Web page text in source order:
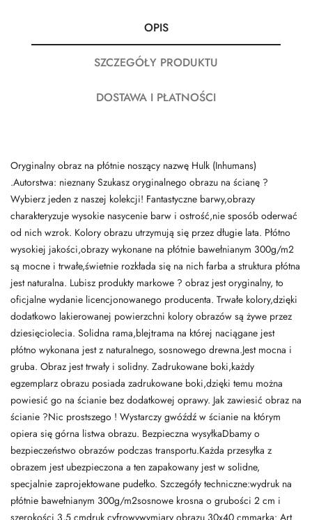
OPIS
SZCZEGÓŁY PRODUKTU
DOSTAWA I PŁATNOŚCI
Oryginalny obraz na płótnie noszący nazwę Hulk (Inhumans)
.Autorstwa: nieznany Szukasz oryginalnego obrazu na ścianę ?
Wybierz jeden z naszej kolekcji! Fantastyczne barwy,obrazy
charakteryzuje wysokie nasycenie barw i ostrość,nie sposób oderwać
od nich wzrok. Kolory obrazu utrzymują się przez długie lata. Płótno
wysokiej jakości,obrazy wykonane na płótnie bawełnianym 300g/m2
są mocne i trwałe,świetnie rozkłada się na nich farba a struktura płótna
jest naturalna. Lubisz produkty markowe ? obraz jest oryginalny, to
oficjalne wydanie licencjonowanego producenta. Trwałe kolory,dzięki
dodatkowo lakierowanej powierzchni kolory obrazów są żywe przez
dziesięciolecia. Solidna rama,blejtrama na której naciągane jest
płótno wykonana jest z naturalnego, sosnowego drewna.Jest mocna i
gruba. Obraz jest trwały i solidny. Zadrukowane boki,każdy
egzemplarz obrazu posiada zadrukowane boki,dzięki temu można
powiesić go na ścianie bez dodatkowej oprawy. Jak zawiesić obraz na
ścianie ?Nic prostszego ! Wystarczy gwóźdź w ścianie na którym
opiera się górna listwa obrazu. Bezpieczna wysyłkaDbamy o
bezpieczeństwo obrazów podczas transportu.Każda przesyłka z
obrazem jest ubezpieczona a ten zapakowany jest w solidne,
specjalnie zaprojektowane pudełko. Szczegóły techniczne:wydruk na
płótnie bawełnianym 300g/m2sosnowe krosna o grubości 2 cm i